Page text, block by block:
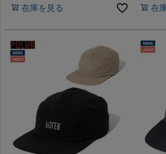
在庫を見る 在